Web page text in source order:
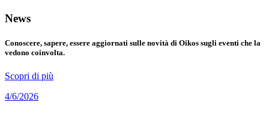
News
Conoscere, sapere, essere aggiornati sulle novità di Oikos sugli eventi che la
vedono coinvolta.
Scopri di più
4/6/2026